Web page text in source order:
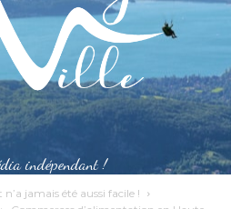
indépendant !
jamais été aussi facile !